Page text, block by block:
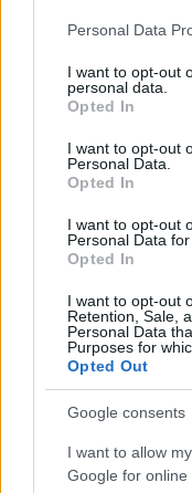
Please note that this
not limited to your
grant or deny
use your data for
consent section.
Personal Data
I want to opt-out
personal data.
Opted In
I want to opt-out
Personal Data.
Opted In
I want to opt-out
Personal Data
Opted In
I want to opt-out
Retention, Sale,
Personal Data
Purposes for
Opted Out
Google consents
I want to allow
Google for online
ΣΧΕΤΙΚΑ ΜΕ ΕΜΑΣ
Η εταιρεία με την
επέκταση η ιστοσελίδα
συμμορφώνονται με τη
Μαρτίου 2018 σχετικά με
αντιμετώπιση του
Μοναδικός